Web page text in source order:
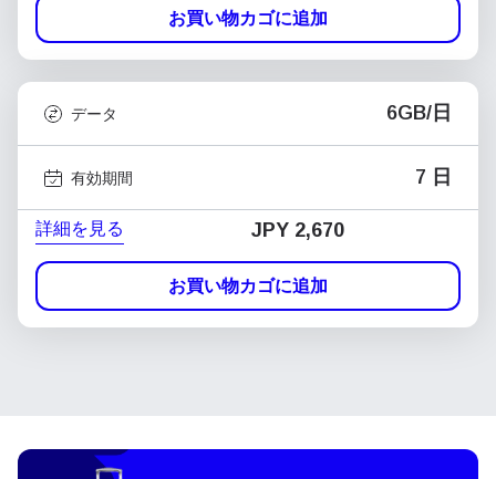
お買い物カゴに追加
データ 6GB/日
有効期間 7 日
詳細を見る JPY 2,670
お買い物カゴに追加